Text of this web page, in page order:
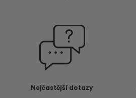
Nejčastější dotazy